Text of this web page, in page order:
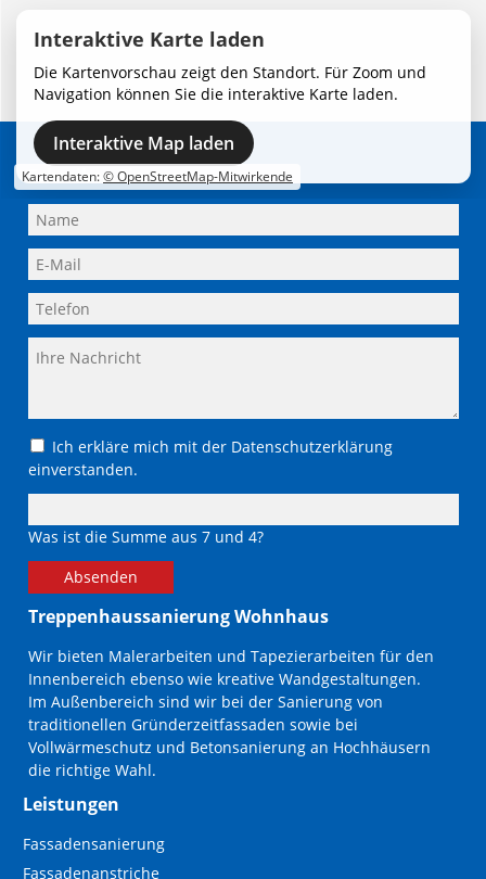
Interaktive Karte laden
Die Kartenvorschau zeigt den Standort. Für Zoom und
Navigation können Sie die interaktive Karte laden.
Interaktive Map laden
Kartendaten:© OpenStreetMap-Mitwirkende Adresse
Flossenbürger Straße 1
+49 / 89 / 68 20 58
+49 / 89 / 68 039-59
Schreiben Sie uns
Ich erkläre mich mit der Datenschutzerklärung
einverstanden.
Was ist die Summe aus 7 und 4?
Absenden
Treppenhaussanierung Wohnhaus
Wir bieten Malerarbeiten und Tapezierarbeiten für den
Innenbereich ebenso wie kreative Wandgestaltungen.
Im Außenbereich sind wir bei der Sanierung von
traditionellen Gründerzeitfassaden sowie bei
Vollwärmeschutz und Betonsanierung an Hochhäusern
die richtige Wahl.
Leistungen
Navigation
überspringen
Fassadensanierung
Fassadenanstriche